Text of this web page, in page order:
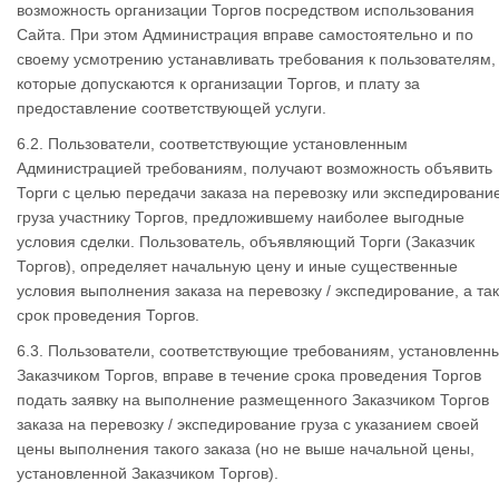
возможность организации Торгов посредством использования
Сайта. При этом Администрация вправе самостоятельно и по
своему усмотрению устанавливать требования к пользователям,
которые допускаются к организации Торгов, и плату за
предоставление соответствующей услуги.
6.2. Пользователи, соответствующие установленным
Администрацией требованиям, получают возможность объявить
Торги с целью передачи заказа на перевозку или
груза участнику Торгов, предложившему наиболее выгодные
условия сделки. Пользователь, объявляющий Торги (Заказчик
Торгов), определяет начальную цену и иные существенные
условия выполнения заказа на перевозку / экспедирование, а
срок проведения Торгов.
6.3. Пользователи, соответствующие требованиям,
Заказчиком Торгов, вправе в течение срока проведения Торгов
подать заявку на выполнение размещенного Заказчиком Торгов
заказа на перевозку / экспедирование груза с указанием своей
цены выполнения такого заказа (но не выше начальной цены,
установленной Заказчиком Торгов).